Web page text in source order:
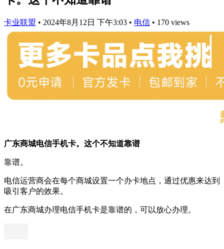
卡业联盟 • 2024年8月12日 下午3:03 • 电信 • 170 views
广东商城电信手机卡。这个不知道靠谱
靠谱。
电信运营商会在每个商城设置一个办卡地点，通过优惠来达到
吸引客户的效果。
在广东商城办理电信手机卡是靠谱的，可以放心办理。